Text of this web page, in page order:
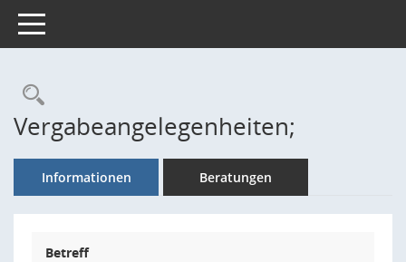
Toggle navigation
Rechercheauswahl
Vergabeangelegenheiten;
Informationen Beratungen
Betreff